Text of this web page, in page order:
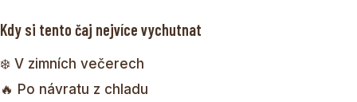
Kdy si tento čaj nejvíce vychutnat
❄️ V zimních večerech
🔥 Po návratu z chladu